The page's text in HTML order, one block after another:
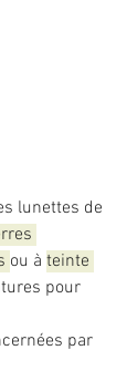
lunettes de
ou à teinte
pour
par